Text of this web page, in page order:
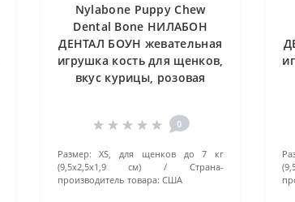
Nylabone Puppy Chew
Dental Bone НИЛАБОН
ДЕНТАЛ БОУН жевательная
игрушка кость для щенков,
вкус курицы, розовая
0
Размер:
XS, для щенков до 7 кг
(9,5x2,5x1,9 см)
Страна-
производитель товара: США